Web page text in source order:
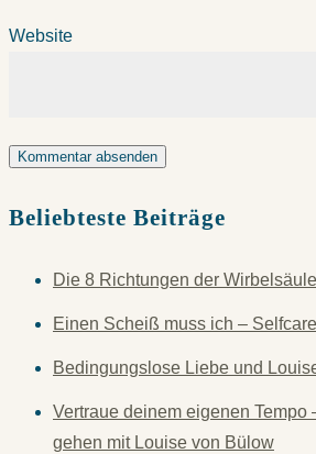
Website
Beliebteste Beiträge
Die 8 Richtungen der Wirbelsäule
Einen Scheiß muss ich –
Bedingungslose Liebe und
Vertraue deinem eigenen Tempo
gehen mit Louise von Bülow